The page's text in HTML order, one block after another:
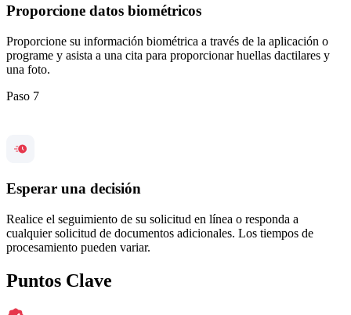
Proporcione datos biométricos
Proporcione su información biométrica a través de la aplicación o
programe y asista a una cita para proporcionar huellas dactilares y
una foto.
Paso 7
Esperar una decisión
Realice el seguimiento de su solicitud en línea o responda a
cualquier solicitud de documentos adicionales. Los tiempos de
procesamiento pueden variar.
Puntos Clave